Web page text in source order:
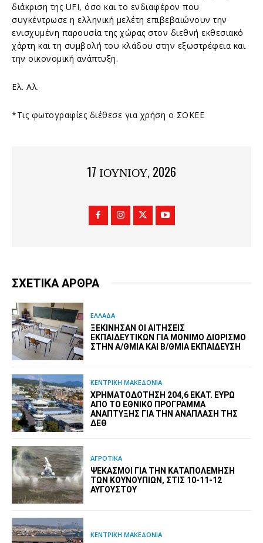
διάκριση της UFI, όσο και το ενδιαφέρον που
συγκέντρωσε η ελληνική μελέτη επιβεβαιώνουν την
ενισχυμένη παρουσία της χώρας στον διεθνή εκθεσιακό
χάρτη και τη συμβολή του κλάδου στην εξωστρέφεια και
την οικονομική ανάπτυξη.
Ελ. Αλ.
*Τις φωτογραφίες διέθεσε για χρήση ο ΣΟΚΕΕ
17 ΙΟΥΝΊΟΥ, 2026
ΣΧΕΤΙΚΑ ΑΡΘΡΑ
ΕΛΛΑΔΑ
ΞΕΚΊΝΗΣΑΝ ΟΙ ΑΙΤΉΣΕΙΣ
ΕΚΠΑΙΔΕΥΤΙΚΏΝ ΓΙΑ ΜΌΝΙΜΟ ΔΙΟΡΙΣΜΌ
ΣΤΗΝ Α/ΘΜΙΑ ΚΑΙ Β/ΘΜΙΑ ΕΚΠΑΊΔΕΥΣΗ
ΚΕΝΤΡΙΚΗ ΜΑΚΕΔΟΝΙΑ
ΧΡΗΜΑΤΟΔΌΤΗΣΗ 204,6 ΕΚΑΤ. ΕΥΡΏ
ΑΠΌ ΤΟ ΕΘΝΙΚΌ ΠΡΌΓΡΑΜΜΑ
ΑΝΆΠΤΥΞΗΣ ΓΙΑ ΤΗΝ ΑΝΆΠΛΑΣΗ ΤΗΣ
ΔΕΘ
ΑΓΡΟΤΙΚΑ
ΨΕΚΑΣΜΟΊ ΓΙΑ ΤΗΝ ΚΑΤΑΠΟΛΈΜΗΣΗ
ΤΩΝ ΚΟΥΝΟΥΠΙΏΝ, ΣΤΙΣ 10-11-12
ΑΥΓΟΎΣΤΟΥ
ΚΕΝΤΡΙΚΗ ΜΑΚΕΔΟΝΙΑ